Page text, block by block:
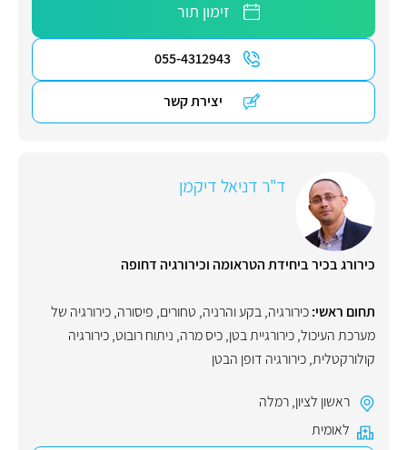
זימון תור
055-4312943
יצירת קשר
ד"ר דניאל דיקמן
כירורג בכיר ביחידת הטראומה וכירורגיה דחופה
תחום ראשי:כירורגיה,בקע והרניה, טחורים, פיסורה,כירורגיה של
מערכת העיכול,כירורגיית בטן,כיס מרה, ניתוח רובוט,כירורגיה
קולורקטלית,כירורגיה דופן הבטן
ראשון לציון,רמלה
לאומית